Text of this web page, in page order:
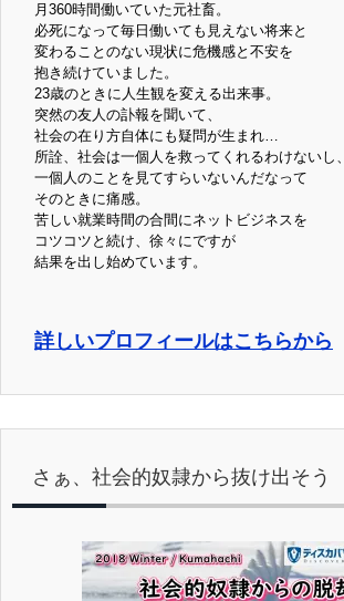
月360時間働いていた元社畜。
必死になって毎日働いても見えない将来と
変わることのない現状に危機感と不安を
抱き続けていました。
23歳のときに人生観を変える出来事。
突然の友人の訃報を聞いて、
社会の在り方自体にも疑問が生まれ…
所詮、社会は一個人を救ってくれるわけないし、
一個人のことを見てすらいないんだなって
そのときに痛感。
苦しい就業時間の合間にネットビジネスを
コツコツと続け、徐々にですが
結果を出し始めています。
詳しいプロフィールはこちらから
さぁ、社会的奴隷から抜け出そう